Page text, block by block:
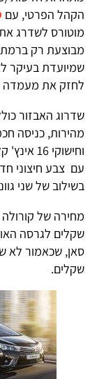
הקהל הפרטי, עם
מוטורס לשדרג
שמיועדת בעיקר
לחזק את מעמדה
שדרוג האבזור
מהירות, כניסה
עם צבע חיצוני
בשילוב של שני
שקלים.